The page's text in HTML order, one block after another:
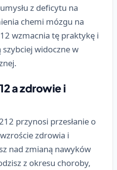
z deficytu na
chemi mózgu na
wzmacnia tę praktykę i
widoczne w
a zdrowie i
przynosi przesłanie o
zdrowia i
nad zmianą nawyków
z okresu choroby,